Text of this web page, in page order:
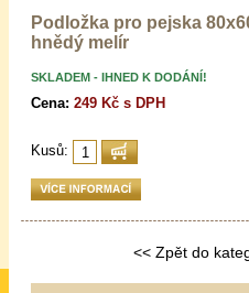
Podložka pro pejska
hnědý melír
SKLADEM - IHNED K DODÁNÍ!
Cena: 249 Kč s DPH
Kusů:
<< Zpět do